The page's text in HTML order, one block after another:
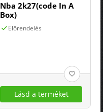
Nba 2k27(code In A
Box)
Előrendelés
Lásd a terméket